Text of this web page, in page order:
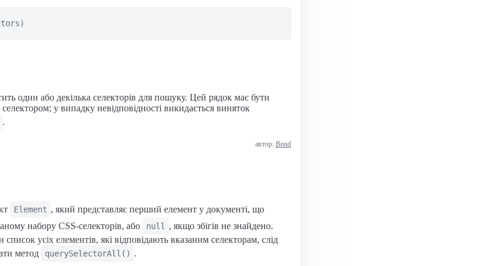
один або декілька селекторів для пошуку. Цей рядок має бути
у випадку невідповідності викидається виняток
.
автор: Bond
Element , який представляє перший елемент у документі, що
набору CSS-селекторів, або
null
, якщо збігів не знайдено.
усіх елементів, які відповідають вказаним селекторам, слід
метод
querySelectorAll() .